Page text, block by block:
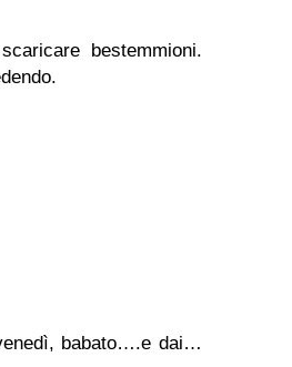
bestemmioni.
babato….e dai…